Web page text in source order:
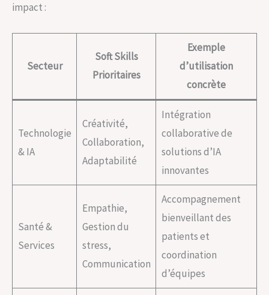
impact :
Secteur
Soft Skills
Prioritaires
Exemple
d’utilisation
concrète
Technologie
& IA
Créativité,
Collaboration,
Adaptabilité
Intégration
collaborative de
solutions d’IA
innovantes
Santé &
Services
Empathie,
Gestion du
stress,
Communication
Accompagnement
bienveillant des
patients et
coordination
d’équipes